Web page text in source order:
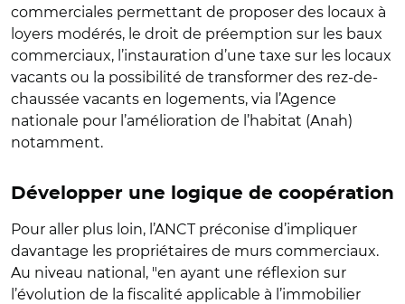
commerciales permettant de proposer des locaux à
loyers modérés, le droit de préemption sur les baux
commerciaux, l’instauration d’une taxe sur les locaux
vacants ou la possibilité de transformer des rez-de-
chaussée vacants en logements, via l’Agence
nationale pour l’amélioration de l’habitat (Anah)
notamment.
Développer une logique de coopération
Pour aller plus loin, l’ANCT préconise d’impliquer
davantage les propriétaires de murs commerciaux.
Au niveau national, "en ayant une réflexion sur
l’évolution de la fiscalité applicable à l’immobilier